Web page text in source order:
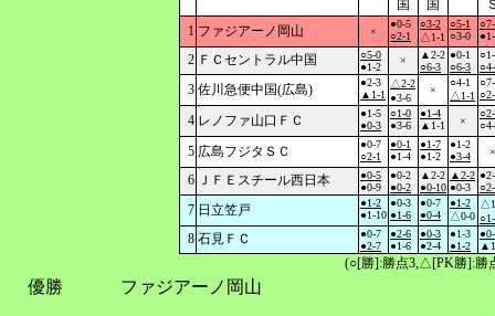
国
国
1 ファジアーノ岡山 ×
●0-5
○2-1
○3-2
△1-1
○5-1
○3-0
2 ＦＣセントラル中国
○5-0
●1-2
×
▲2-2
○6-3
●0-1
○6-3
3 佐川急便中国(広島)
●2-3
▲1-1
△2-2
●3-6
×
○4-1
△1-1
4 レノファ山口ＦＣ
●1-5
●0-3
○1-0
●3-6
●1-4
▲1-1
×
5 広島フジタＳＣ
●0-7
○2-1
●0-1
●1-4
●1-7
●1-2
●1-2
●3-4
×
6 ＪＦＥスチール西日本
●0-5
●0-9
●0-2
●0-2
▲2-2
●0-10
▲2-2
●0-3
7 日立笠戸
●1-2
●1-10
●0-3
●1-6
●0-7
●0-4
●1-2
△0-0
8 石見ＦＣ
●0-7
●2-7
●2-6
●1-6
●0-3
●2-4
●1-3
●1-2
(○[勝]:勝点3,△[PK勝]:勝
優勝 ファジアーノ岡山